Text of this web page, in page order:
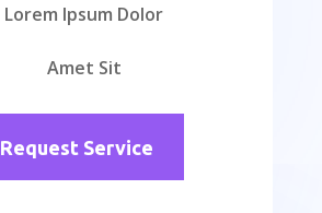
Lorem Ipsum Dolor
Amet Sit
Request Service